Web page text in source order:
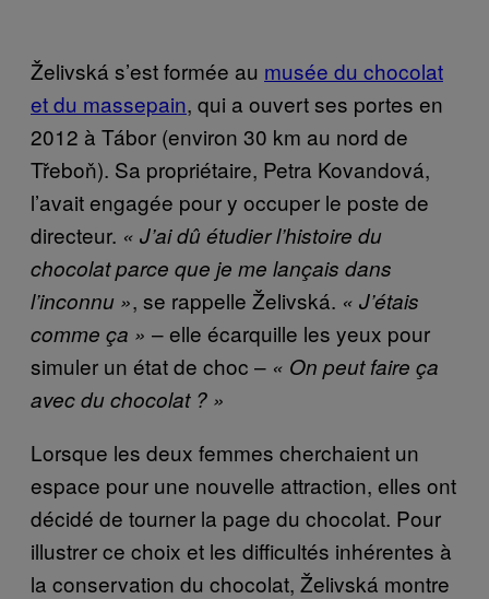
Želivská s’est formée au musée du chocolat
et du massepain, qui a ouvert ses portes en
2012 à Tábor (environ 30 km au nord de
Třeboň). Sa propriétaire, Petra Kovandová,
l’avait engagée pour y occuper le poste de
directeur. « J’ai dû étudier l’histoire du
chocolat parce que je me lançais dans
l’inconnu », se rappelle Želivská. « J’étais
comme ça » – elle écarquille les yeux pour
simuler un état de choc – « On peut faire ça
avec du chocolat ? »
Lorsque les deux femmes cherchaient un
espace pour une nouvelle attraction, elles ont
décidé de tourner la page du chocolat. Pour
illustrer ce choix et les difficultés inhérentes à
la conservation du chocolat, Želivská montre